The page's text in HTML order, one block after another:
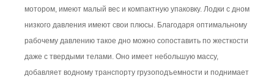
мотором, имеют малый вес и компактную упаковку. Лодки с дном
низкого давления имеют свои плюсы. Благодаря оптимальному
рабочему давлению такое дно можно сопоставить по жесткости
даже с твердыми телами. Оно имеет небольшую массу,
добавляет водному транспорту грузоподъемности и поднимает